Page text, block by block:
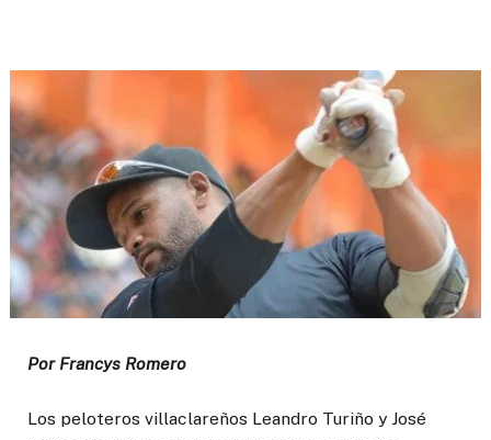
Por Francys Romero
Los peloteros villaclareños Leandro Turiño y José